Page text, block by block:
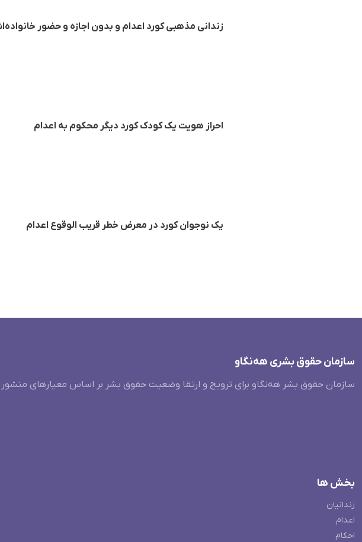
زندانی مذهبی کورد اعدام و بدون اجازە و حضور
احراز هویت یک کودک کورد دیگر محکوم بە اعدام
یک نوجوان کورد در معرض خطر قریب الوقوع اعدام
سازمان حقوق بشری هەنگاو
سازمان حقوق بشر هه‌نگاو برای ترویج و ارتقا وضعیت حقوق بشر بر اساس معیارهای
بخش ها
زندانیان
اعدام
احکام